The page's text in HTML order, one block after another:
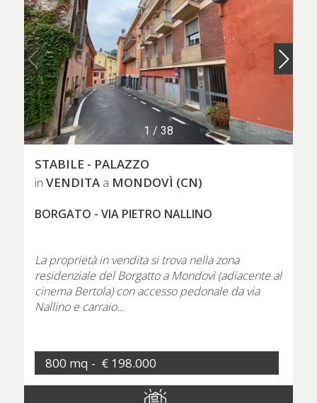
1 / 38
STABILE - PALAZZO
in VENDITAa MONDOVÌ (CN)
BORGATO - VIA PIETRO NALLINO
La proprietà in vendita si trova nella zona
residenziale del Borgatto a Mondovì (adiacente al
cinema Bertola) con accesso pedonale da via
Nallino e carraio...
800 mq - € 198.000